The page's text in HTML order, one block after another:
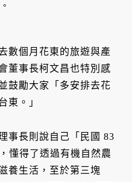
數個月花東的旅遊與產
董事長柯文昌也特別感
鼓勵大家「多安排去花
東。」
事長則說自己「民國 83
懂得了透過有機自然農
養生活，至於第三塊